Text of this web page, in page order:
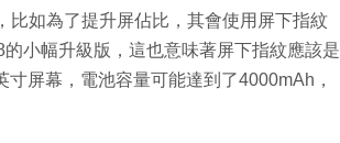
比如為了提升屏佔比，其會使用屏下指紋
小幅升級版，這也意味著屏下指紋應該是
屏幕，電池容量可能達到了4000mAh，